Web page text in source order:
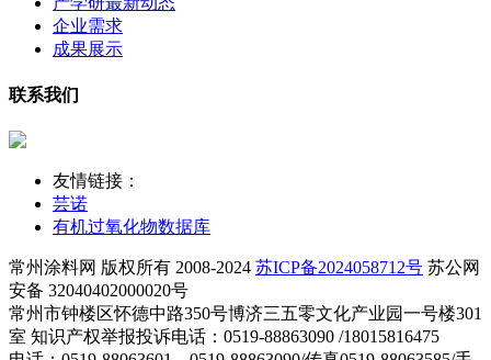
企业需求
成果展示
联系我们
友情链接：
芸诺
有机过氧化物数据库
常州涂料网 版权所有 2008-2024 苏ICP备2024058712号 苏公网
安备 32040402000020号
常州市钟楼区怀德中路350号博济三五零文化产业园一号楼301
室 知识产权举报投诉电话：0519-88863090 /18015816475